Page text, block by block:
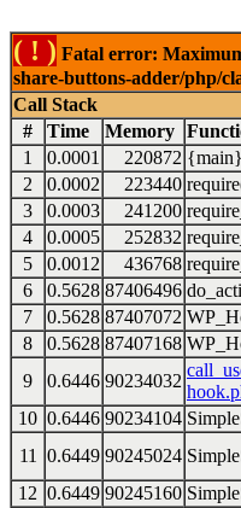
( ! ) Fatal error:
share-buttons-adder/php/
Call Stack
#
Time Memory
1
0.0001 220872
2
0.0002 223440
3
0.0003 241200
4
0.0005 252832
5
0.0012 436768
6
0.5628 87406496
7
0.5628 87407072
8
0.5628 87407168
9
0.6446 90234032
10 0.6446 90234104
11
0.6449 90245024
12 0.6449 90245160